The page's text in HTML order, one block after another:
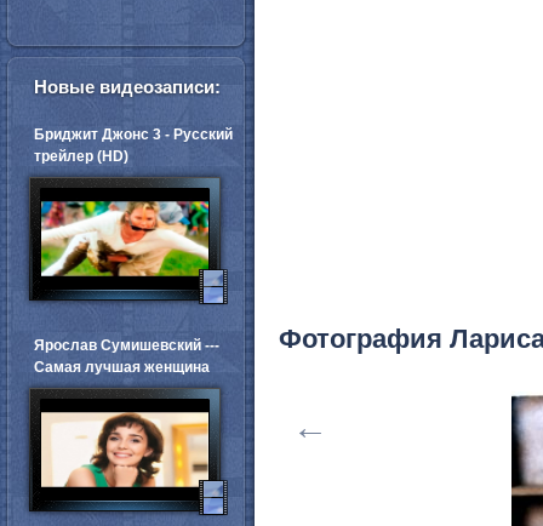
Фотография
←
Новые видеозаписи:
Бриджит Джонс 3 - Русский
трейлер (HD)
Ярослав Сумишевский ---
Самая лучшая женщина